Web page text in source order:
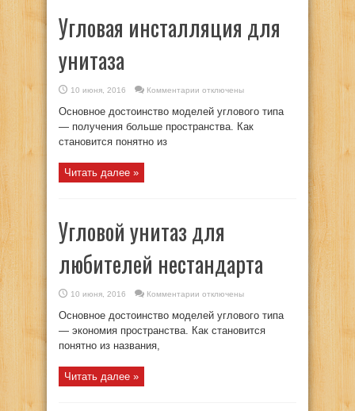
Угловая инсталляция для
унитаза
10 июня, 2016 Комментарии
Угловая
инсталляция
для
унитаза
отключены
Основное достоинство моделей углового типа
— получения больше пространства. Как
становится понятно из
Читать далее »
Угловой унитаз для
любителей нестандарта
10 июня, 2016 Комментарии
Угловой
унитаз
для
любителей
отключены
Основное достоинство моделей углового типа
— экономия пространства. Как становится
понятно из названия,
Читать далее »